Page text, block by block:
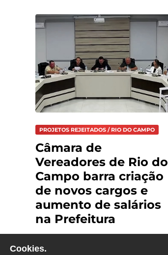
PROJETOS REJEITADOS / RIO DO CAMPO
Câmara de
Vereadores de Rio do
Campo barra criação
de novos cargos e
aumento de salários
na Prefeitura
Cookies.